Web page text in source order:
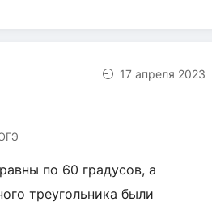
17 апреля 2023
по 60 градусов, а
треугольника были